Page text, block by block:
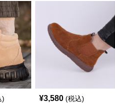
) ¥3,580 (税込)